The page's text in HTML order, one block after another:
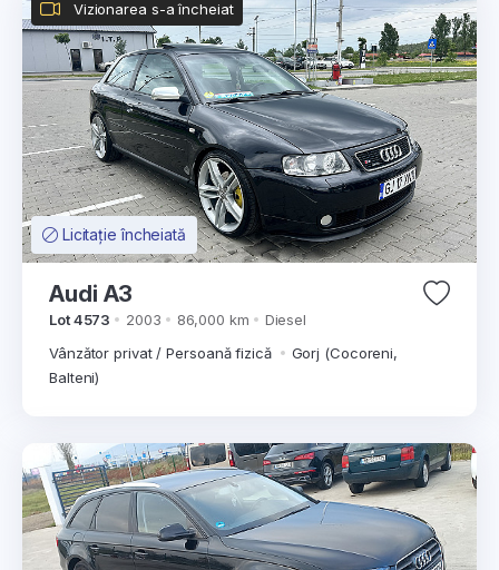
Licitație încheiată
Vizionarea s-a încheiat
Audi A3
Lot 4573 2003 86,000 km
Diesel
Vânzător privat / Persoană fizică
Gorj (Cocoreni,
Balteni)